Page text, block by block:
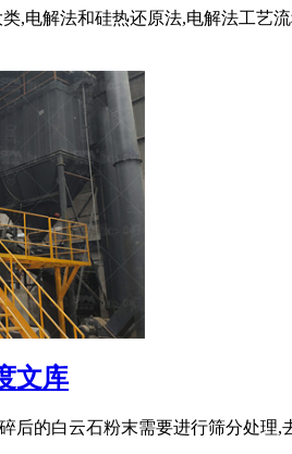
,电解法和硅热还原法,电解法工艺
文库
后的白云石粉末需要进行筛分处